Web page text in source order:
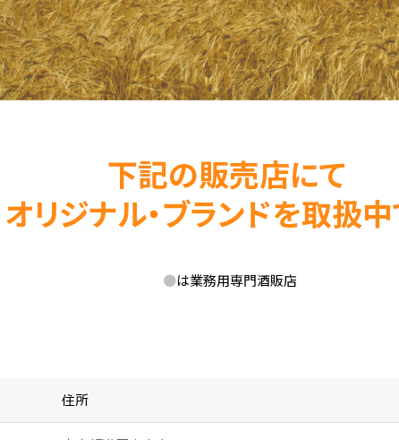
下記の販売店にて
オリジナル・ブランドを取扱
●は業務用専門酒販店
住所